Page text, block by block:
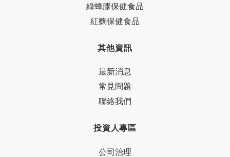
綠蜂膠保健食品
紅麴保健食品
其他資訊
最新消息
常見問題
聯絡我們
投資人專區
公司治理